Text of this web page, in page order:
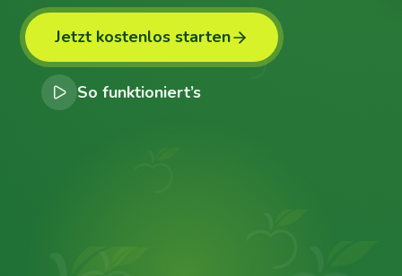
Jetzt kostenlos starten
So funktioniert’s